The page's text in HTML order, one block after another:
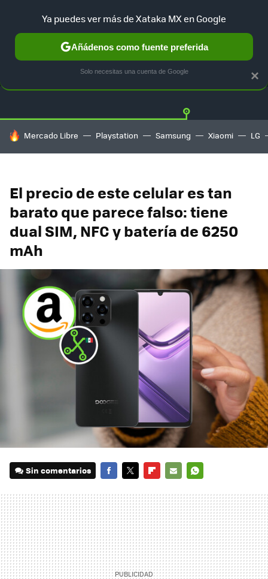
GUÍA DE COMPRAS MERCADO LIBRE
HOY SE HABLA DE
Mercado Libre Playstation Samsung Xiaomi LG
El precio de este celular es tan
barato que parece falso: tiene
dual SIM, NFC y batería de 6250
mAh
Sin comentarios
MAIL
×
Ya puedes ver más de Xataka MX en Google
Añádenos como fuente preferida
Solo necesitas una cuenta de Google